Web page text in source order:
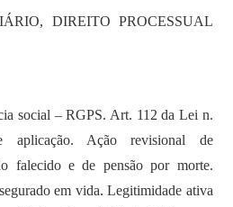
DIREITO PROCESSUAL
social – RGPS. Art. 112 da Lei n.
aplicação. Ação revisional de
falecido e de pensão por morte.
em vida. Legitimidade ativa